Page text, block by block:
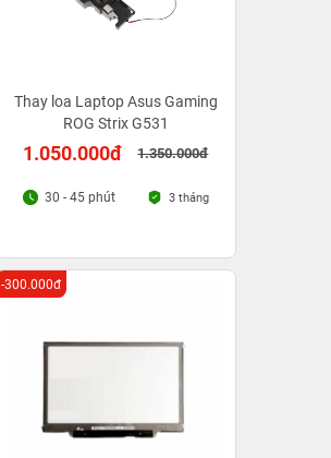
Thay loa Laptop Asus Gaming
ROG Strix G531
1.050.000đ 1.350.000đ
30 - 45 phút 3 tháng
-300.000đ